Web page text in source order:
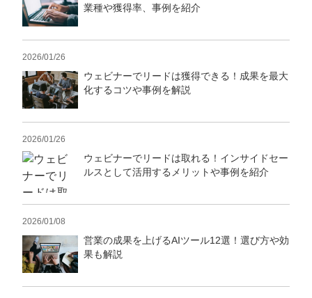
業種や獲得率、事例を紹介
2026/01/26
ウェビナーでリードは獲得できる！成果を最大
化するコツや事例を解説
2026/01/26
ウェビナーでリードは取れる！インサイドセー
ルスとして活用するメリットや事例を紹介
2026/01/08
営業の成果を上げるAIツール12選！選び方や効
果も解説